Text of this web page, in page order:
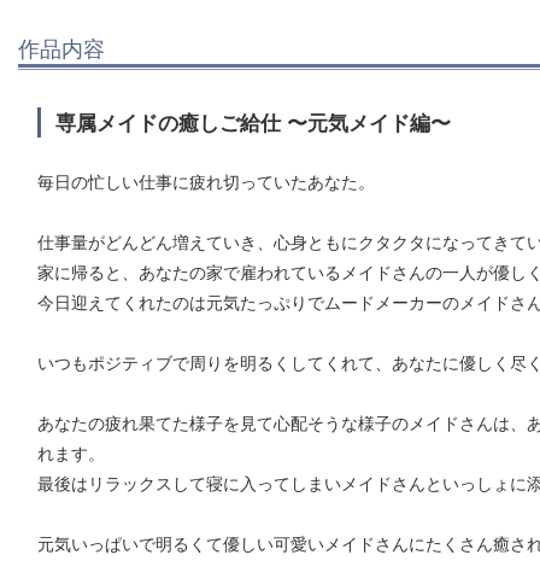
作品内容
専属メイドの癒しご給仕 〜元気メイド編〜
毎日の忙しい仕事に疲れ切っていたあなた。
仕事量がどんどん増えていき、心身ともにクタクタになってきて
家に帰ると、あなたの家で雇われているメイドさんの一人が優し
今日迎えてくれたのは元気たっぷりでムードメーカーのメイドさ
いつもポジティブで周りを明るくしてくれて、あなたに優しく尽
あなたの疲れ果てた様子を見て心配そうな様子のメイドさんは
れます。
最後はリラックスして寝に入ってしまいメイドさんといっしょに
元気いっぱいで明るくて優しい可愛いメイドさんにたくさん癒さ